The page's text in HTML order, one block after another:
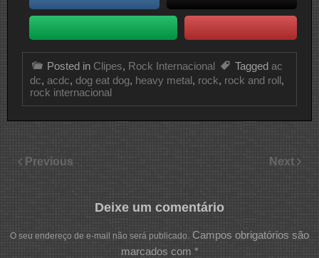
Posted in Clipes, Rock Internacional Tagged ac
dc, acdc, dog eat dog, heavy metal, rock, rock and roll,
rock internacional
Previous Next
Deixe um comentário
O seu endereço de e-mail não será publicado. Campos obrigatórios são
marcados com *